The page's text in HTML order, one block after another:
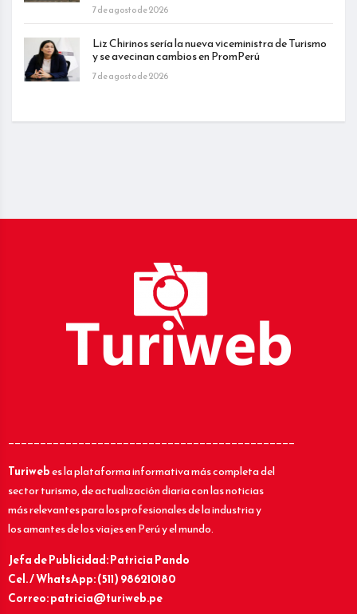
7 de agosto de 2026
Liz Chirinos sería la nueva viceministra de Turismo
y se avecinan cambios en PromPerú
7 de agosto de 2026
_____________________________________________
Turiwebes la plataforma informativa más completa del
sector turismo, de actualización diaria con las noticias
más relevantes para los profesionales de la industria y
los amantes de los viajes en Perú y el mundo.
Jefa de Publicidad: Patricia Pando
Cel. / WhatsApp: (511) 986210180
Correo: patricia@turiweb.pe